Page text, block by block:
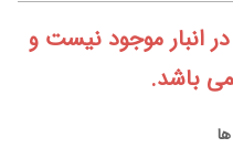
انبار موجود نیست و
باشد.